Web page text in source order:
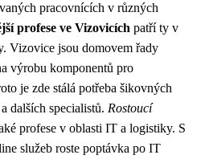
pracovnících v různých
profese ve Vizovicích patří ty v
Vizovice jsou domovem řady
výrobu komponentů pro
je zde stálá potřeba šikovných
dalších specialistů. Rostoucí
profese v oblasti IT a logistiky. S
služeb roste poptávka po IT